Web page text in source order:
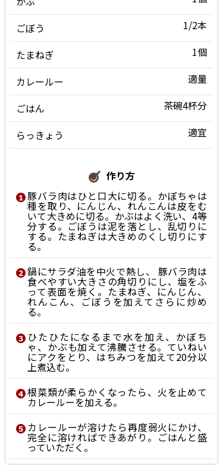
ごぼう 1/2本
たまねぎ 1個
カレールー 適量
ごはん 茶碗4杯分
らっきょう 適宜
作り方
豚バラ肉はひと口大に切る。かぼちゃは
種を取り、にんじん、れんこんは皮をむ
いて大きめに切る。かぶはよく洗い、4等
分する。ごぼうは泥を落とし、乱切りに
する。たまねぎは大きめのくし切りにす
る。
鍋にサラダ油を中火で熱し、 豚バラ肉は
食べやすい大きさの角切りにし、塩をふ
って表面を焼く。たまねぎ、にんじん、
れんこん、ごぼうを加えてさらに炒め
る。
ひたひたになるまで水を加え、かぼち
ゃ、かぶも加えて沸騰させる。ていねい
にアクをとり、はちみつを加えて20分以
上煮込む。
根菜類が柔らかくなったら、火を止めて
カレールーを加える。
カレールーが溶けたら再度弱火にかけ、
完全に溶ければできあがり。ごはんと盛
っていただく。